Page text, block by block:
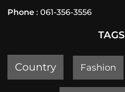
Phone : 061-356-3556
TAGS
Country Fashion